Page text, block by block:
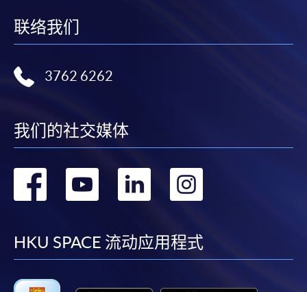
联络我们
3762 6262
我们的社交媒体
转
facebook
转
youtube
转
linkedin
HKU SPACE 流动应用程式